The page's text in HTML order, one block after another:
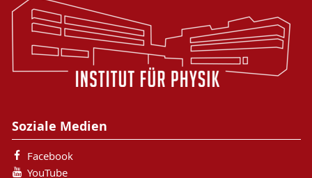
Soziale Medien
Facebook
YouTube